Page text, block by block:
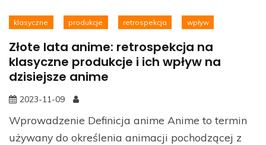
klasyczne produkcje retrospekcja wpływ
Złote lata anime: retrospekcja na
klasyczne produkcje i ich wpływ na
dzisiejsze anime
2023-11-09
Wprowadzenie Definicja anime Anime to termin
używany do określenia animacji pochodzącej z